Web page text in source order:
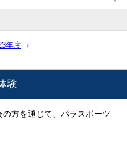
年度
験
方を通じて、パラスポーツ